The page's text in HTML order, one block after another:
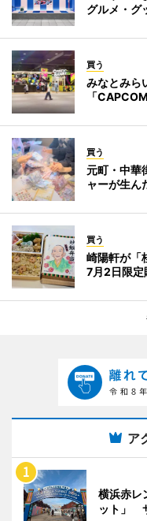
グルメ・グ
買う
みなとみら
「
買う
元町・中
ャーが生ん
買う
崎陽軒が「
7月2日限定
ア
横浜赤レ
ット」